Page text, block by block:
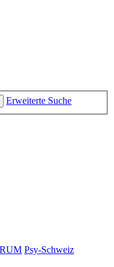
Erweiterte Suche
Psy-Schweiz